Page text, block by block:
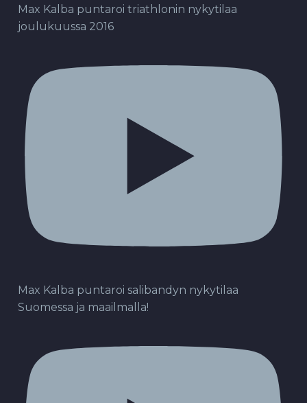
Max Kalba puntaroi triathlonin nykytilaa
joulukuussa 2016
Max Kalba puntaroi salibandyn nykytilaa
Suomessa ja maailmalla!